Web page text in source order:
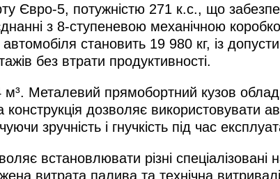
Євро-5, потужністю 271 к.с., що
з 8-ступеневою механічною
становить 19 980 кг, із
без втрати продуктивності.
Металевий прямобортний кузов
дозволяє використовувати
зручність і гнучкість під час
встановлювати різні спеціалізовані
витрата палива та технічна